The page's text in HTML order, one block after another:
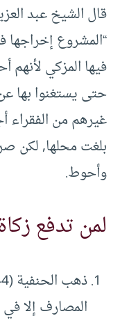
“المشروع إخراجها
فيها المزكي لأنهم
حتى يستغنوا بها
غيرهم من الفقراء
بلغت محلها, لكن
وأحوط.
لمن تدفع
المصارف إلا